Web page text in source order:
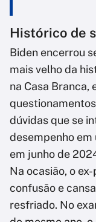
Histórico de
Biden encerrou
mais velho da
na Casa
dúvidas que se
desempenho
em junho de
Na ocasião, o
confusão e
resfriado. No